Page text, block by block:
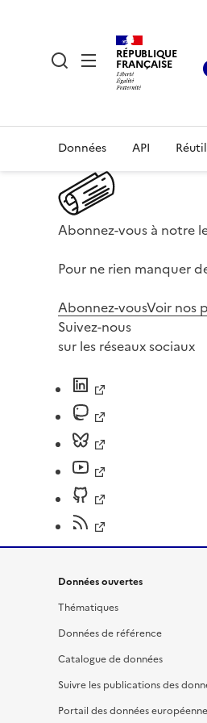
RÉPUBLIQUE
FRANÇAISE
Données API
Abonnez-vous à notre
Pour ne rien manquer
Abonnez-vousVoir nos
Suivez-nous
sur les réseaux sociaux
Données ouvertes
Thématiques
Données de référence
Catalogue de données
Suivre les publications des
Portail des données